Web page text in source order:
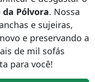
Pólvora. Nossa
e sujeiras,
e preservando a
de mil sofás
para você!